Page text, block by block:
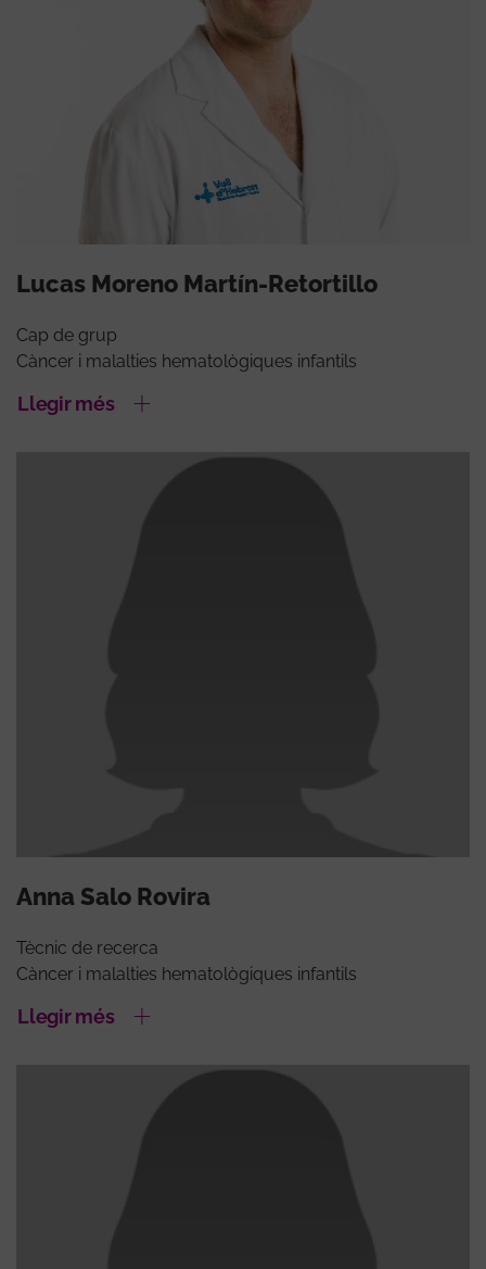
Lucas Moreno Martín-Retortillo
Cap de grup
Càncer i malalties hematològiques infantils
Llegir més
Anna Salo Rovira
Tècnic de recerca
Càncer i malalties hematològiques infantils
Llegir més